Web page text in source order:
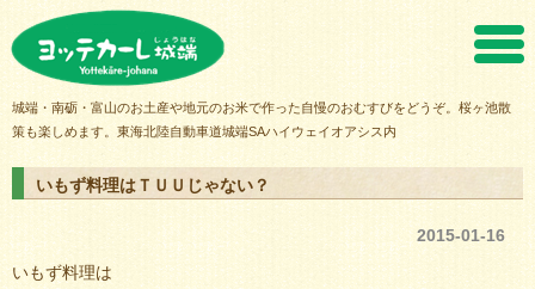
城端・南砺・富山のお土産や地元のお米で作った自慢のおむすびをどうぞ。桜ヶ池散
策も楽しめます。東海北陸自動車道城端SAハイウェイオアシス内
いもず料理はＴＵＵじゃない？
2015-01-16
いもず料理は